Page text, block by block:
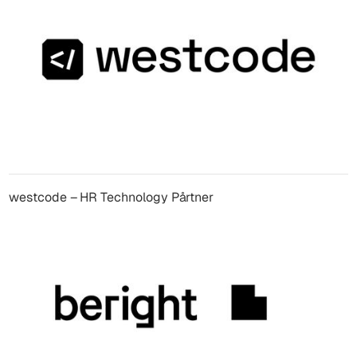
westcode – HR Technology Pårtner